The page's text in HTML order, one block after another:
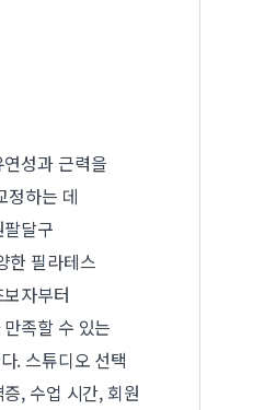
성과 근력을
정하는 데
달구
한 필라테스
자부터
족할 수 있는
. 스튜디오 선택
, 수업 시간, 회원